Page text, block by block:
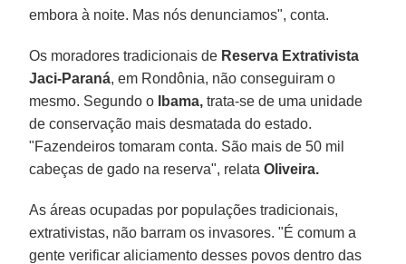
embora à noite. Mas nós denunciamos", conta.
Os moradores tradicionais de Reserva Extrativista
Jaci-Paraná, em Rondônia, não conseguiram o
mesmo. Segundo o
Ibama, trata-se de uma unidade
de conservação mais desmatada do estado.
"Fazendeiros tomaram conta. São mais de 50 mil
cabeças de gado na reserva", relataOliveira.
As áreas ocupadas por populações tradicionais,
extrativistas, não barram os invasores. "É comum a
gente verificar aliciamento desses povos dentro das